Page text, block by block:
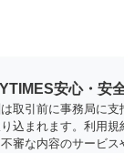
安心・安
取引前に事務局に支
込まれます。利用規
審な内容のサービ